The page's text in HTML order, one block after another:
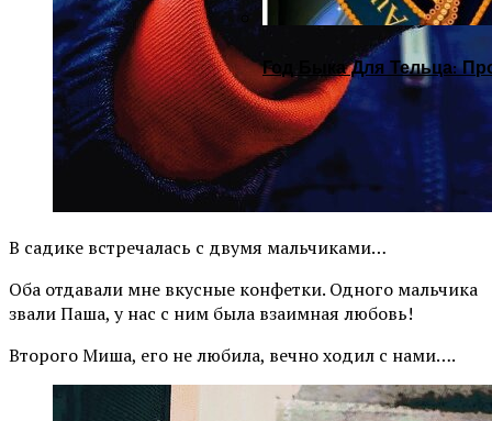
Год Быка Для Тельца:
В садике встречалась с двумя мальчиками…
Оба отдавали мне вкусные конфетки. Одного мальчика
звали Паша, у нас с ним была взаимная любовь!
Второго Миша, его не любила, вечно ходил с нами….